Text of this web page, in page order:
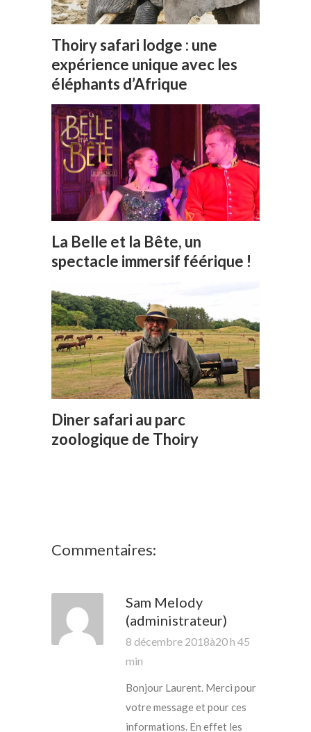
Thoiry safari lodge : une
expérience unique avec les
éléphants d’Afrique
La Belle et la Bête, un
spectacle immersif féérique !
Diner safari au parc
zoologique de Thoiry
Commentaires:
Sam Melody
(administrateur)
8 décembre 2018à20 h 45
min
Bonjour Laurent. Merci pour
votre message et pour ces
informations. En effet les